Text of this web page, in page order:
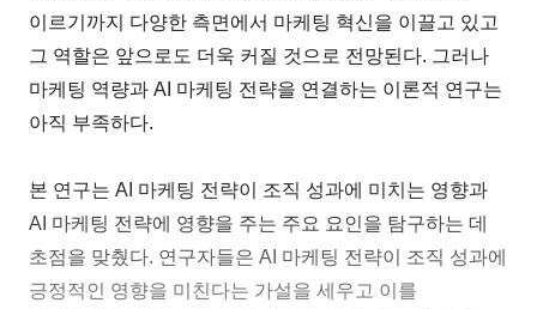
이르기까지 다양한 측면에서 마케팅 혁신을 이끌고 있고
그 역할은 앞으로도 더욱 커질 것으로 전망된다. 그러나
마케팅 역량과 AI 마케팅 전략을 연결하는 이론적 연구는
아직 부족하다.
본 연구는 AI 마케팅 전략이 조직 성과에 미치는 영향과
AI 마케팅 전략에 영향을 주는 주요 요인을 탐구하는 데
초점을 맞췄다. 연구자들은 AI 마케팅 전략이 조직 성과에
긍정적인 영향을 미친다는 가설을 세우고 이를